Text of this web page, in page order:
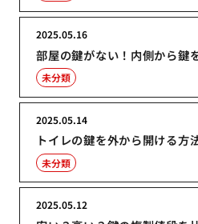
部屋の鍵がない！内側から鍵
2025.05.16
未分類
トイレの鍵を外から開ける方
2025.05.14
未分類
2025.05.12